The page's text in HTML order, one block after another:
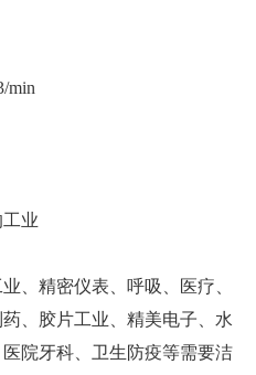
min
业
、精密仪表、呼吸、医疗、
、胶片工业、精美电子、水
院牙科、卫生防疫等需要洁